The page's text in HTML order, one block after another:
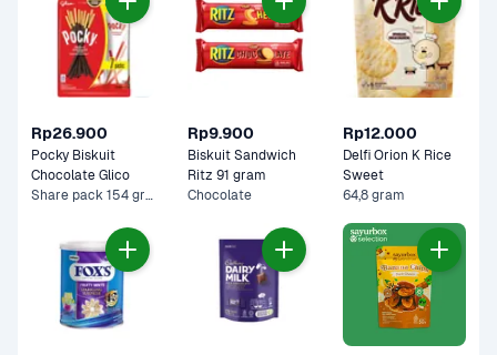
Rp26.900
Pocky Biskuit
Share pack 154 gram
Rp9.900
Biskuit Sandwich
Ritz 91 gram
Chocolate
Rp12.000
Delfi Orion K Rice
64,8 gram